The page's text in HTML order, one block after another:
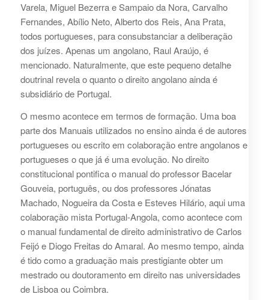
Varela, Miguel Bezerra e Sampaio da Nora, Carvalho
Fernandes, Abílio Neto, Alberto dos Reis, Ana Prata,
todos portugueses, para consubstanciar a deliberação
dos juízes. Apenas um angolano, Raul Araújo, é
mencionado. Naturalmente, que este pequeno detalhe
doutrinal revela o quanto o direito angolano ainda é
subsidiário de Portugal.
O mesmo acontece em termos de formação. Uma boa
parte dos Manuais utilizados no ensino ainda é de autores
portugueses ou escrito em colaboração entre angolanos e
portugueses o que já é uma evolução. No direito
constitucional pontifica o manual do professor Bacelar
Gouveia, português, ou dos professores Jónatas
Machado, Nogueira da Costa e Esteves Hilário, aqui uma
colaboração mista Portugal-Angola, como acontece com
o manual fundamental de direito administrativo de Carlos
Feijó e Diogo Freitas do Amaral. Ao mesmo tempo, ainda
é tido como a graduação mais prestigiante obter um
mestrado ou doutoramento em direito nas universidades
de Lisboa ou Coimbra.